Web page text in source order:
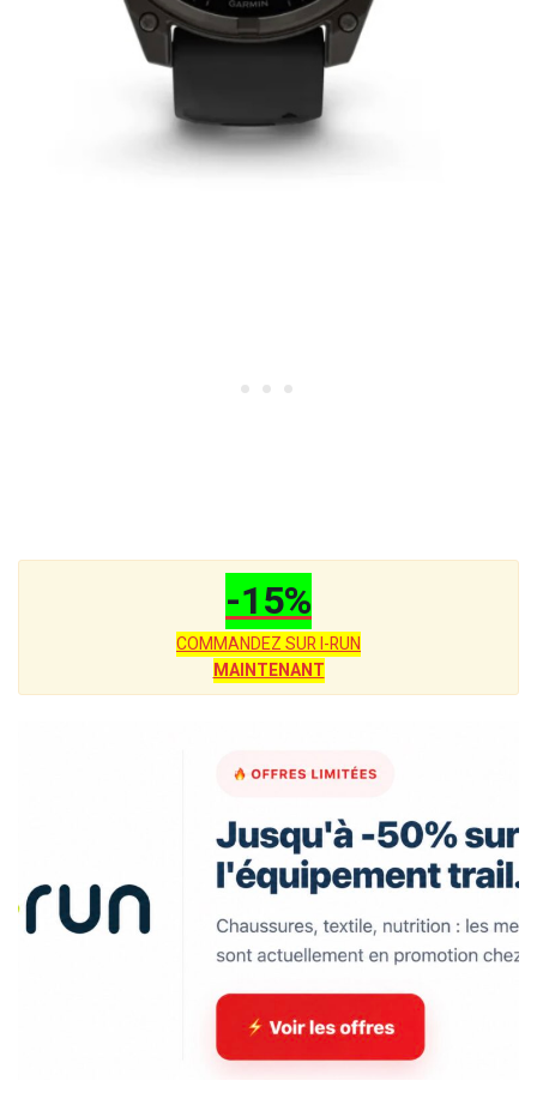
-15%
COMMANDEZ SUR I-RUN
MAINTENANT